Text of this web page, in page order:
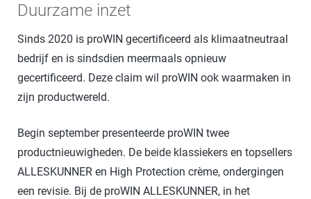
Duurzame inzet
Sinds 2020 is proWIN gecertificeerd als klimaatneutraal
bedrijf en is sindsdien meermaals opnieuw
gecertificeerd. Deze claim wil proWIN ook waarmaken in
zijn productwereld.
Begin september presenteerde proWIN twee
productnieuwigheden. De beide klassiekers en topsellers
ALLESKUNNER en High Protection crème, ondergingen
een revisie. Bij de proWIN ALLESKUNNER, in het